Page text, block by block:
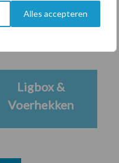
Alles accepteren
Ligbox &
Voerhekken